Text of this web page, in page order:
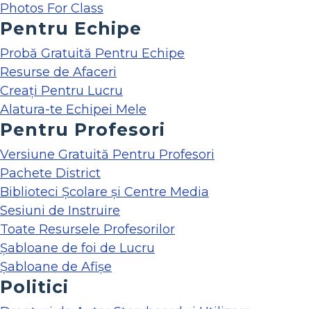
Photos For Class
Pentru Echipe
Probă Gratuită Pentru Echipe
Resurse de Afaceri
Creați Pentru Lucru
Alatura-te Echipei Mele
Pentru Profesori
Versiune Gratuită Pentru Profesori
Pachete District
Biblioteci Școlare și Centre Media
Sesiuni de Instruire
Toate Resursele Profesorilor
Șabloane de foi de Lucru
Șabloane de Afișe
Politici